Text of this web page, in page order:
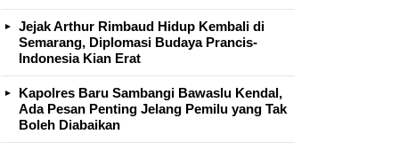
Jejak Arthur Rimbaud Hidup Kembali di
Semarang, Diplomasi Budaya Prancis-
Indonesia Kian Erat
Kapolres Baru Sambangi Bawaslu Kendal,
Ada Pesan Penting Jelang Pemilu yang Tak
Boleh Diabaikan